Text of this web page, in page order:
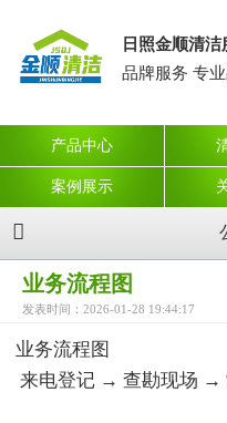
日照金顺清
品牌服务 专
产品中心
案例展示
业务流程图
发表时间：2026-01-28 19:44:17
业务流程图
来电登记 → 查勘现场 →